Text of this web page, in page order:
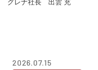
2026.07.15